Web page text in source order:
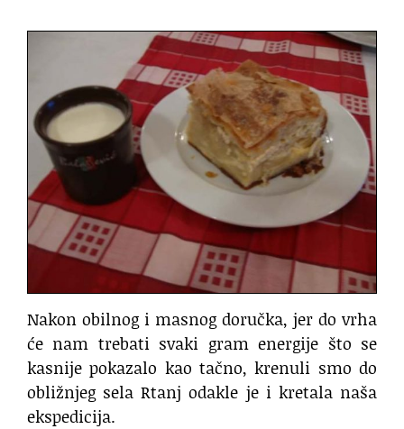
Nakon obilnog i masnog doručka, jer do vrha
će nam trebati svaki gram energije što se
kasnije pokazalo kao tačno, krenuli smo do
obližnjeg sela Rtanj odakle je i kretala naša
ekspedicija.